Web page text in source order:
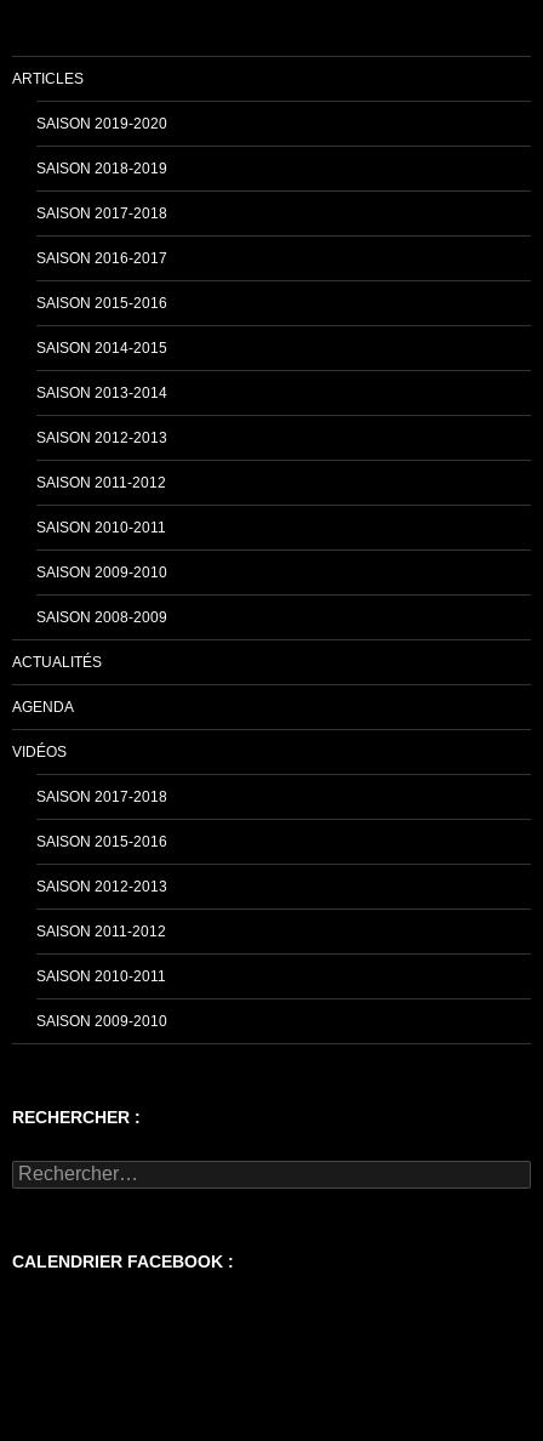
o
h
n
ARTICLES
SAISON 2019-2020
SAISON 2018-2019
SAISON 2017-2018
SAISON 2016-2017
SAISON 2015-2016
SAISON 2014-2015
SAISON 2013-2014
SAISON 2012-2013
SAISON 2011-2012
SAISON 2010-2011
SAISON 2009-2010
SAISON 2008-2009
ACTUALITÉS
AGENDA
VIDÉOS
SAISON 2017-2018
SAISON 2015-2016
SAISON 2012-2013
SAISON 2011-2012
SAISON 2010-2011
SAISON 2009-2010
RECHERCHER :
Rechercher :
CALENDRIER FACEBOOK :